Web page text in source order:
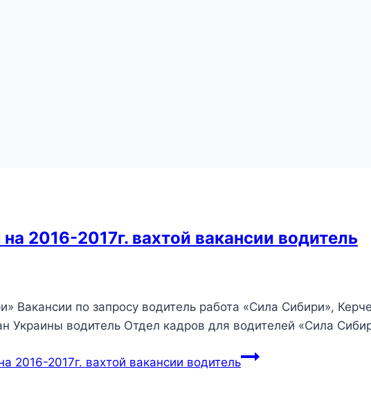
2016-2017г. вахтой вакансии водитель
Вакансии по запросу водитель работа «Сила Сибири»,
Украины водитель Отдел кадров для водителей «Сила
2016-2017г. вахтой вакансии водитель